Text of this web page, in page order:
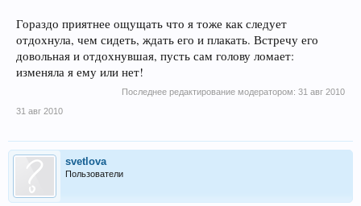
Гораздо приятнее ощущать что я тоже как следует
отдохнула, чем сидеть, ждать его и плакать. Встречу его
довольная и отдохнувшая, пусть сам голову ломает:
изменяла я ему или нет!
Последнее редактирование модератором: 31 авг 2010
31 авг 2010
svetlova
Пользователи